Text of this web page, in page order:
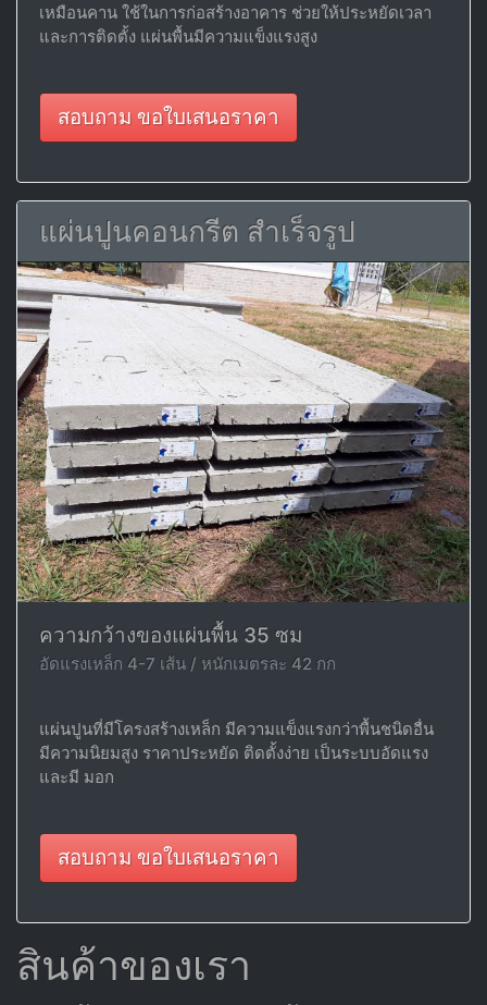
เหมือนคาน ใช้ในการก่อสร้างอาคาร ช่วยให้ประหยัดเวลา
และการติดตั้ง แผ่นพื้นมีความแข็งแรงสูง
สอบถาม ขอใบเสนอราคา
แผ่นปูนคอนกรีต สำเร็จรูป
ความกว้างของแผ่นพื้น 35 ซม
อัดแรงเหล็ก 4-7 เส้น / หนักเมตรละ 42 กก
แผ่นปูนที่มีโครงสร้างเหล็ก มีความแข็งแรงกว่าพื้นชนิดอื่น
มีความนิยมสูง ราคาประหยัด ติดตั้งง่าย เป็นระบบอัดแรง
และมี มอก
สอบถาม ขอใบเสนอราคา
สินค้าของเรา